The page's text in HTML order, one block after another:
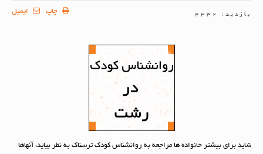
ایمیل چاپ بازدید: 4332
شاید برای بیشتر خانواده ها مراجعه به روانشناس کودک ترسناک به نظر بیاید، آنهاها